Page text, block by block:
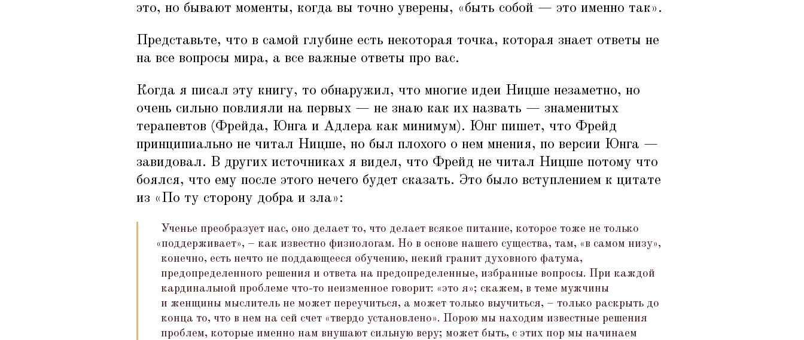
это, но бывают моменты, когда вы точно уверены, «быть собой — это именно так».
Представьте, что в самой глубине есть некоторая точка, которая знает ответы не
на все вопросы мира, а все важные ответы про вас.
Когда я писал эту книгу, то обнаружил, что многие идеи Ницше незаметно, но
очень сильно повлияли на первых — не знаю как их назвать — знаменитых
терапевтов (Фрейда, Юнга и Адлера как минимум). Юнг пишет, что Фрейд
принципиально не читал Ницше, но был плохого о нем мнения, по версии Юнга —
завидовал. В других источниках я видел, что Фрейд не читал Ницше потому что
боялся, что ему после этого нечего будет сказать. Это было вступлением к цитате
из «По ту сторону добра и зла»:
Ученье преобразует нас, оно делает то, что делает всякое питание, которое тоже не только
«поддерживает», – как известно физиологам. Но в основе нашего существа, там, «в самом низу»,
конечно, есть нечто не поддающееся обучению, некий гранит духовного фатума,
предопределенного решения и ответа на предопределенные, избранные вопросы. При каждой
кардинальной проблеме что-то неизменное говорит: «это я»; скажем, в теме мужчины
и женщины мыслитель не может переучиться, а может только выучиться, – только раскрыть до
конца то, что в нем на сей счет «твердо установлено». Порою мы находим известные решения
проблем, которые именно нам внушают сильную веру; может быть, с этих пор мы начинаем